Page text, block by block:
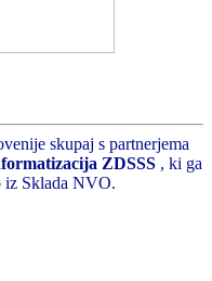
skupaj s partnerjema
ZDSSS , ki ga
iz Sklada NVO.